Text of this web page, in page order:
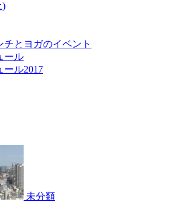
)
チとヨガのイベント
ール
ール2017
未分類